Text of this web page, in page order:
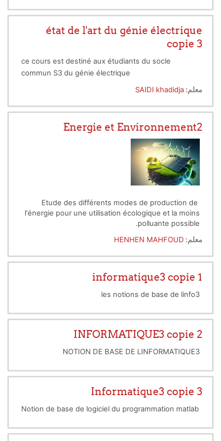
état de l'art du génie électrique
copie 3
ce cours est destiné aux étudiants du socle
commun S3 du génie électrique
معلم: SAIDI khadidja
Energie et Environnement2
Etude des différents modes de production de
l'énergie pour une utilisation écologique et la moins
polluante possible.
معلم: HENHEN MAHFOUD
informatique3 copie 1
les notions de base de linfo3
INFORMATIQUE3 copie 2
NOTION DE BASE DE LINFORMATIQUE3
Informatique3 copie 3
Notion de base de logiciel du programmation matlab